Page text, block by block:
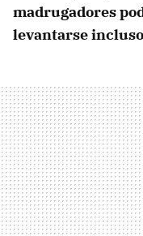
madrugadores
levantarse